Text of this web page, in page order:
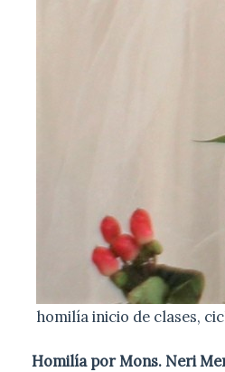
homilía inicio de clases,
Homilía por Mons. Neri